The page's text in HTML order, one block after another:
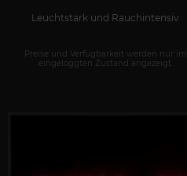
Leuchtstark und Rauchintensiv
Preise und Verfügbarkeit werden nur im
eingeloggten Zustand angezeigt.